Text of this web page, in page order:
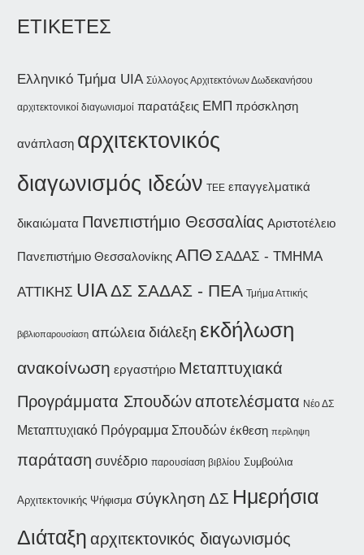
ΕΤΙΚΕΤΕΣ
Ελληνικό Τμήμα UIA Σύλλογος Αρχιτεκτόνων Δωδεκανήσου
αρχιτεκτονικοί διαγωνισμοί παρατάξεις ΕΜΠ πρόσκληση
ανάπλαση αρχιτεκτονικός
διαγωνισμός ιδεών ΤΕΕ επαγγελματικά
δικαιώματα Πανεπιστήμιο Θεσσαλίας Αριστοτέλειο
Πανεπιστήμιο Θεσσαλονίκης ΑΠΘ ΣΑΔΑΣ - ΤΜΗΜΑ
ΑΤΤΙΚΗΣ UIAΔΣ ΣΑΔΑΣ - ΠΕΑ Τμήμα Αττικής
βιβλιοπαρουσίαση απώλεια διάλεξη εκδήλωση
ανακοίνωση εργαστήριο Μεταπτυχιακά
Προγράμματα Σπουδώναποτελέσματα Νέο ΔΣ
Μεταπτυχιακό Πρόγραμμα Σπουδών έκθεση περίληψη
παράταση συνέδριο παρουσίαση βιβλίου Συμβούλια
Αρχιτεκτονικής Ψήφισμα σύγκληση ΔΣ Ημερήσια
Διάταξη αρχιτεκτονικός διαγωνισμός